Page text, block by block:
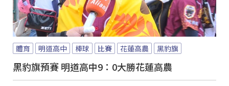
體育 明道高中 棒球 比賽 花蓮高農 黑豹旗
黑豹旗預賽 明道高中9：0大勝花蓮高農